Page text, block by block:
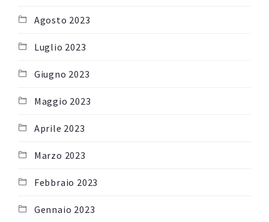
Agosto 2023
Luglio 2023
Giugno 2023
Maggio 2023
Aprile 2023
Marzo 2023
Febbraio 2023
Gennaio 2023